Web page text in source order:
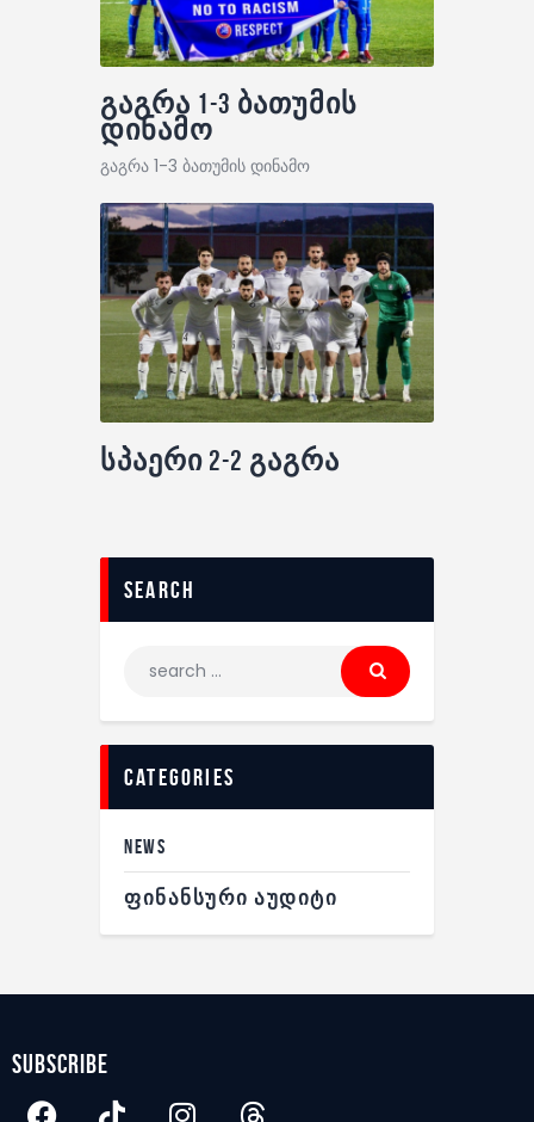
გაგრა 1-3 ბათუმის
დინამო
გაგრა 1-3 ბათუმის დინამო
სპაერი 2-2 გაგრა
search
categories
NEWS
ᲤᲘᲜᲐᲜᲡᲣᲠᲘ ᲐᲣᲓᲘᲢᲘ
subscribe